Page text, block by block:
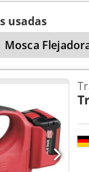
usadas
Mosca